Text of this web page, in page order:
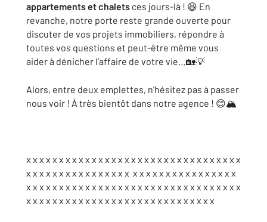
appartements et chalets ces jours-là ! 😆 En
revanche, notre porte reste grande ouverte pour
discuter de vos projets immobiliers, répondre à
toutes vos questions et peut-être même vous
aider à dénicher l’affaire de votre vie…🏡💡
Alors, entre deux emplettes, n’hésitez pas à passer
nous voir ! À très bientôt dans notre agence ! 😊🏔️
x x x x x x x x x x x x x x x x x x x x x x x x x x x x x x x x x
x x x x x x x x x x x x x x x x x x x x x x x x x x x x x x x x
x x x x x x x x x x x x x x x x x x x x x x x x x x x x x x x x x
x x x x x x x x x x x x x x x x x x x x x x x x x x x x x